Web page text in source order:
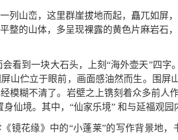
列山峦，这里群崖拔地而起，矗兀如屏
整的山体，多呈现裸露的黄色片麻岩石
看到一块大石头，上刻“海外壶天”四
山伫立于眼前，画面感油然而生。围
模糊不清了。岩壁之上镌刻着众多前人
仙境。其中，“仙家乐境” 和与延福观
镜花缘》中的“小蓬莱”的写作背景地